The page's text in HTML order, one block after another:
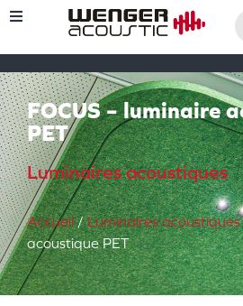
FOCUS – luminaire
PET
Luminaires acoustiques
Accueil/Luminaires acoustiques
acoustique PET